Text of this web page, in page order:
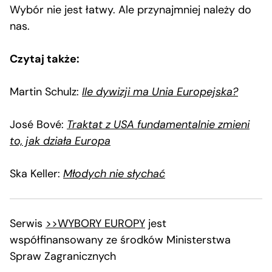
Wybór nie jest łatwy. Ale przynajmniej należy do
nas.
Czytaj także:
Martin Schulz: Ile dywizji ma Unia Europejska?
José Bové: Traktat z USA fundamentalnie zmieni
to, jak działa Europa
Ska Keller: Młodych nie słychać
Serwis >>WYBORY EUROPY jest
współfinansowany ze środków Ministerstwa
Spraw Zagranicznych